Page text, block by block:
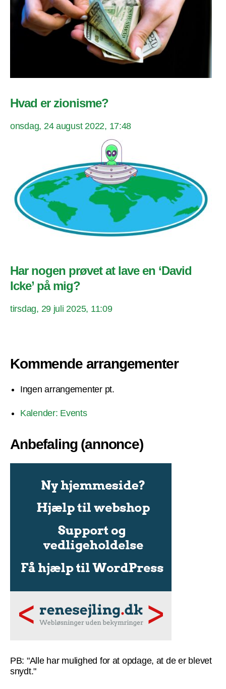
Hvad er zionisme?
onsdag, 24 august 2022, 17:48
Har nogen prøvet at lave en ‘David
Icke’ på mig?
tirsdag, 29 juli 2025, 11:09
Kommende arrangementer
Ingen arrangementer pt.
Kalender: Events
Anbefaling (annonce)
PB: "Alle har mulighed for at opdage, at de er blevet
snydt."